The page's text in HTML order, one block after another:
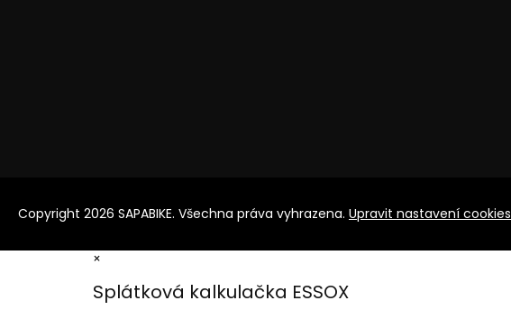
Copyright 2026 SAPABIKE. Všechna práva vyhrazena. Upravit nastavení cookies
×
Splátková kalkulačka ESSOX